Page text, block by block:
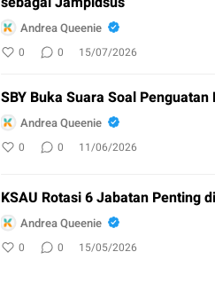
Andrea Queenie
0 0 15/07/2026
SBY Buka Suara Soal
Andrea Queenie
0 0 11/06/2026
KSAU Rotasi 6 Jabatan Penting
Andrea Queenie
0 0 15/05/2026